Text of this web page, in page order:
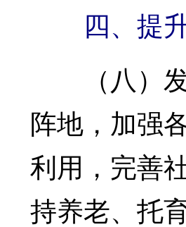
四、提
（八）发
阵地，加强
利用，完善
持养老、托